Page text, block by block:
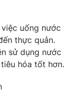
uống nước
thực quản.
sử dụng nước
hóa tốt hơn.